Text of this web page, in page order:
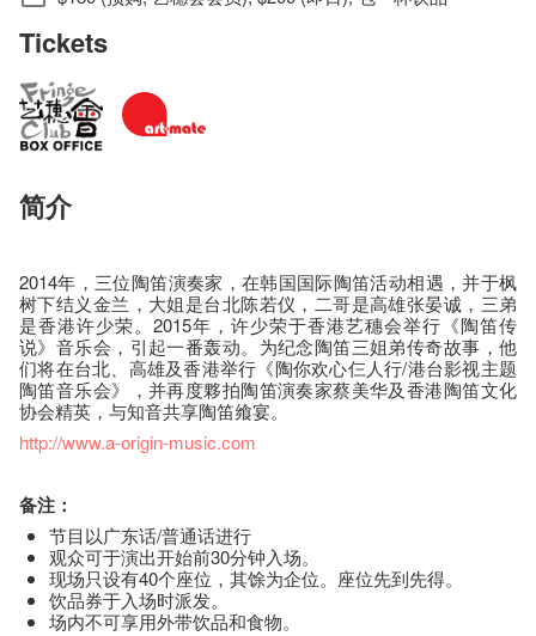
Tickets
简介
2014年，三位陶笛演奏家，在韩国国际陶笛活动相遇，并于枫
树下结义金兰，大姐是台北陈若仪，二哥是高雄张晏诚，三弟
是香港许少荣。2015年，许少荣于香港艺穗会举行《陶笛传
说》音乐会，引起一番轰动。为纪念陶笛三姐弟传奇故事，他
们将在台北、高雄及香港举行《陶你欢心仨人行/港台影视主题
陶笛音乐会》，并再度夥拍陶笛演奏家蔡美华及香港陶笛文化
协会精英，与知音共享陶笛飨宴。
http://www.a-origin-music.com
备注：
节目以广东话/普通话进行
观众可于演出开始前30分钟入场。
现场只设有40个座位，其馀为企位。座位先到先得。
饮品券于入场时派发。
场内不可享用外带饮品和食物。